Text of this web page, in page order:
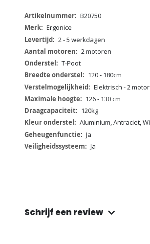
Meer
informatie
B20750
Ergonice
2 - 5 werkdagen
2 motoren
T-Poot
120 - 180cm
Elektrisch - 2
126 - 130 cm
120kg
Aluminium, Antraciet,
Ja
Ja
Schrijf een review